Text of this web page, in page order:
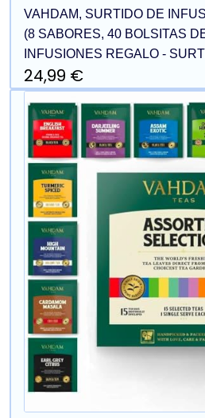
VAHDAM, SURTIDO DE
(8 SABORES, 40 BOLSITAS
INFUSIONES REGALO -
24,99 €